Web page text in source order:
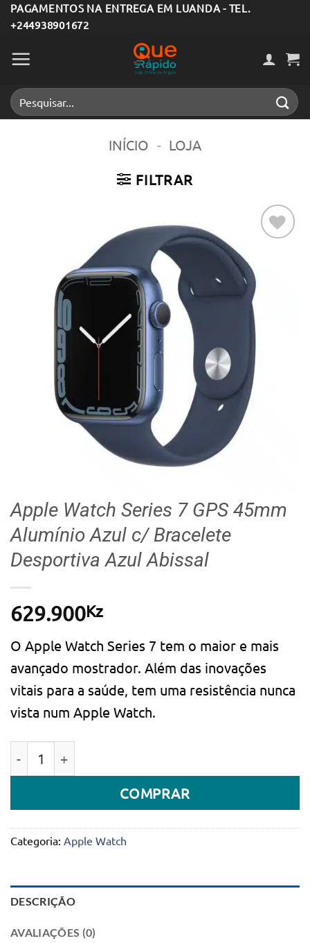
Skip
to
content
PAGAMENTOS NA ENTREGA EM LUANDA - TEL.
+244938901672
Pesquisar
por:
INÍCIO - LOJA
FILTRAR
Adicionar
aos meus
desejos
Apple Watch Series 7 GPS 45mm
Alumínio Azul c/ Bracelete
Desportiva Azul Abissal
629.900Kz
O Apple Watch Series 7 tem o maior e mais
avançado mostrador. Além das inovações
vitais para a saúde, tem uma resistência nunca
vista num Apple Watch.
COMPRAR
Categoria: Apple Watch
DESCRIÇÃO
AVALIAÇÕES (0)